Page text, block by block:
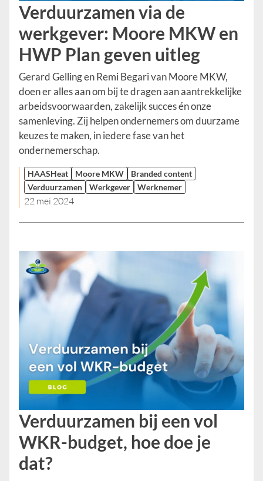
Verduurzamen via de
werkgever: Moore MKW en
HWP Plan geven uitleg
Gerard Gelling en Remi Begari van Moore MKW,
doen er alles aan om bij te dragen aan aantrekkelijke
arbeidsvoorwaarden, zakelijk succes én onze
samenleving. Zij helpen ondernemers om duurzame
keuzes te maken, in iedere fase van het
ondernemerschap.
HAASHeat Moore MKW
Branded content
Verduurzamen
Werkgever Werknemer
22 mei 2024
Verduurzamen bij een vol
WKR-budget, hoe doe je
dat?